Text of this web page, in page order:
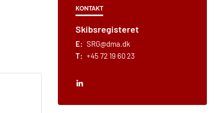
KONTAKT
Skibsregisteret
E: SRG@dma.dk
T: +45 72 19 60 23